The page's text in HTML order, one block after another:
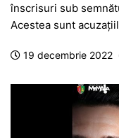
e
b
o
s
A
p
s
e
g
er
înscrisuri sub
Acestea sunt
19 decembrie 2022